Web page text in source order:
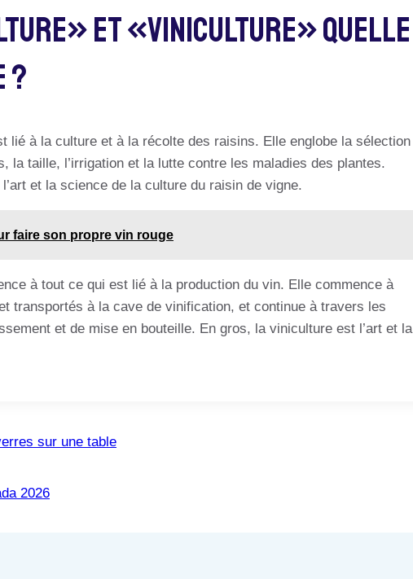
Et «Viniculture» Quelle
?
lié à la culture et à la récolte des raisins. Elle englobe la sélection
la taille, l’irrigation et la lutte contre les maladies des plantes.
et la science de la culture du raisin de vigne.
faire son propre vin rouge
à tout ce qui est lié à la production du vin. Elle commence à
transportés à la cave de vinification, et continue à travers les
et de mise en bouteille. En gros, la viniculture est l’art et la
sur une table
2026